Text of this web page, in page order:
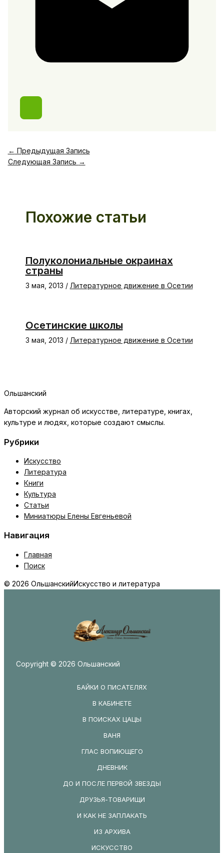
← Предыдущая Запись
Следующая Запись →
Похожие статьи
Полуколониальные окраинах
страны
3 мая, 2013 / Литературное движение в Осетии
Осетинские школы
3 мая, 2013 / Литературное движение в Осетии
Ольшанский
Авторский журнал об искусстве, литературе, книгах,
культуре и людях, которые создают смыслы.
Рубрики
Искусство
Литература
Книги
Культура
Статьи
Миниатюры Елены Евгеньевой
Навигация
Главная
Поиск
© 2026 ОльшанскийИскусство и литература
Copyright © 2026 Ольшанский
БАЙКИ О ПИСАТЕЛЯХ
В КАБИНЕТЕ
В ПОИСКАХ ЦАЦЫ
ВАНЯ
ГЛАС ВОПИЮЩЕГО
ДНЕВНИК
ДО И ПОСЛЕ ПЕРВОЙ ЗВЕЗДЫ
ДРУЗЬЯ-ТОВАРИЩИ
И КАК НЕ ЗАПЛАКАТЬ
ИЗ АРХИВА
ИСКУССТВО